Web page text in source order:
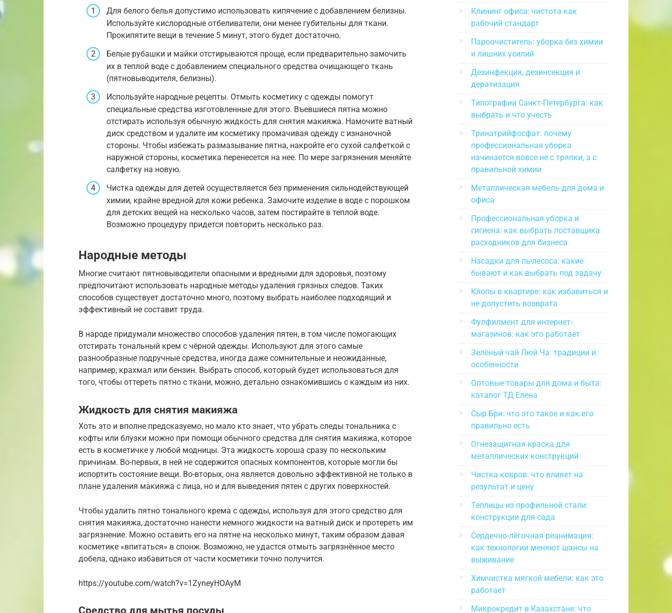
Для белого белья допустимо использовать кипячение с добавлением белизны.
Используйте кислородные отбеливатели, они менее губительны для ткани.
Прокипятите вещи в течение 5 минут, этого будет достаточно.
Белые рубашки и майки отстирываются проще, если предварительно замочить
их в теплой воде с добавлением специального средства очищающего ткань
(пятновыводителя, белизны).
Используйте народные рецепты. Отмыть косметику с одежды помогут
специальные средства изготовленные для этого. Въевшиеся пятна можно
отстирать используя обычную жидкость для снятия макияжа. Намочите ватный
диск средством и удалите им косметику промачивая одежду с изнаночной
стороны. Чтобы избежать размазывание пятна, накройте его сухой салфеткой с
наружной стороны, косметика перенесется на нее. По мере загрязнения меняйте
салфетку на новую.
Чистка одежды для детей осуществляется без применения сильнодействующей
химии, крайне вредной для кожи ребенка. Замочите изделие в воде с порошком
для детских вещей на несколько часов, затем постирайте в теплой воде.
Возможно процедуру придется повторить несколько раз.
Народные методы
Многие считают пятновыводители опасными и вредными для здоровья, поэтому
предпочитают использовать народные методы удаления грязных следов. Таких
способов существует достаточно много, поэтому выбрать наиболее подходящий и
эффективный не составит труда.
В народе придумали множество способов удаления пятен, в том числе помогающих
отстирать тональный крем с чёрной одежды. Используют для этого самые
разнообразные подручные средства, иногда даже сомнительные и неожиданные,
например, крахмал или бензин. Выбрать способ, который будет использоваться для
того, чтобы оттереть пятно с ткани, можно, детально ознакомившись с каждым из них.
Жидкость для снятия макияжа
Хоть это и вполне предсказуемо, но мало кто знает, что убрать следы тональника с
кофты или блузки можно при помощи обычного средства для снятия макияжа, которое
есть в косметичке у любой модницы. Эта жидкость хороша сразу по нескольким
причинам. Во-первых, в ней не содержится опасных компонентов, которые могли бы
испортить состояние вещи. Во-вторых, она является довольно эффективной не только в
плане удаления макияжа с лица, но и для выведения пятен с других поверхностей.
Чтобы удалить пятно тонального крема с одежды, используя для этого средство для
снятия макияжа, достаточно нанести немного жидкости на ватный диск и протереть им
загрязнение. Можно оставить его на пятне на несколько минут, таким образом давая
косметике «впитаться» в спонж. Возможно, не удастся отмыть загрязнённое место
добела, однако избавиться от части косметики точно получится.
https://youtube.com/watch?v=1ZyneyHOAyM
Средство для мытья посуды
Клининг офиса: чистота как
рабочий стандарт
Пароочиститель: уборка без химии
и лишних усилий
Дезинфекция, дезинсекция и
дератизация
Типографии Санкт-Петербурга: как
выбрать и что учесть
Тринатрийфосфат: почему
профессиональная уборка
начинается вовсе не с тряпки, а с
правильной химии
Металлическая мебель для дома и
офиса
Профессиональная уборка и
гигиена: как выбрать поставщика
расходников для бизнеса
Насадки для пылесоса: какие
бывают и как выбрать под задачу
Клопы в квартире: как избавиться и
не допустить возврата
Фулфилмент для интернет-
магазинов: как это работает
Зелёный чай Люй Ча: традиции и
особенности
Оптовые товары для дома и быта:
каталог ТД Елена
Сыр Бри: что это такое и как его
правильно есть
Огнезащитная краска для
металлических конструкций
Чистка ковров: что влияет на
результат и цену
Теплицы из профильной стали:
конструкции для сада
Сердечно-лёгочная реанимация:
как технологии меняют шансы на
выживание
Химчистка мягкой мебели: как это
работает
Микрокредит в Казахстане: что